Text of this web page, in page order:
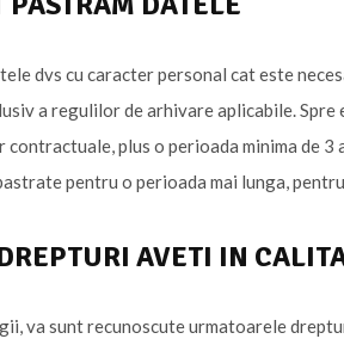
dvs cu caracter personal cat este
a regulilor de arhivare aplicabile.
plus o perioada minima de
pentru o perioada mai lunga,
AVETI IN
va sunt recunoscute urmatoarele